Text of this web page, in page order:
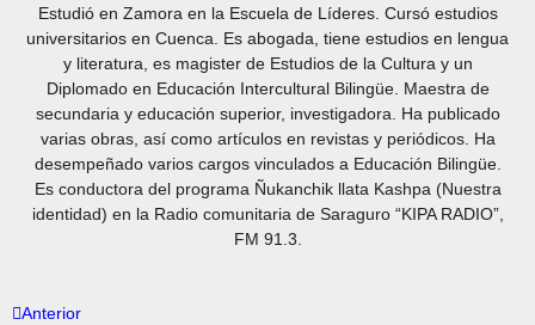
Estudió en Zamora en la Escuela de Líderes. Cursó estudios
universitarios en Cuenca. Es abogada, tiene estudios en lengua
y literatura, es magister de Estudios de la Cultura y un
Diplomado en Educación Intercultural Bilingüe. Maestra de
secundaria y educación superior, investigadora. Ha publicado
varias obras, así como artículos en revistas y periódicos. Ha
desempeñado varios cargos vinculados a Educación Bilingüe.
Es conductora del programa Ñukanchik llata Kashpa (Nuestra
identidad) en la Radio comunitaria de Saraguro “KIPA RADIO”,
FM 91.3.
Anterior